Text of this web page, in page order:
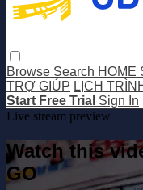
Browse Search HOME
TRỢ GIÚP LỊCH
Start Free Trial Sign In
Live stream preview
Watch this
GO